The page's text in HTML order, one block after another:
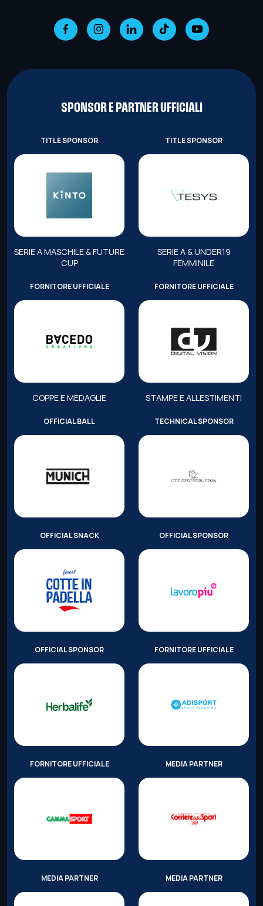
SPONSOR E PARTNER UFFICIALI
TITLE SPONSOR
SERIE A MASCHILE & FUTURE
CUP
TITLE SPONSOR
SERIE A & UNDER19
FEMMINILE
FORNITORE UFFICIALE
COPPE E MEDAGLIE
FORNITORE UFFICIALE
STAMPE E ALLESTIMENTI
OFFICIAL BALL TECHNICAL SPONSOR
OFFICIAL SNACK OFFICIAL SPONSOR
OFFICIAL SPONSOR FORNITORE UFFICIALE
FORNITORE UFFICIALE MEDIA PARTNER
MEDIA PARTNER MEDIA PARTNER